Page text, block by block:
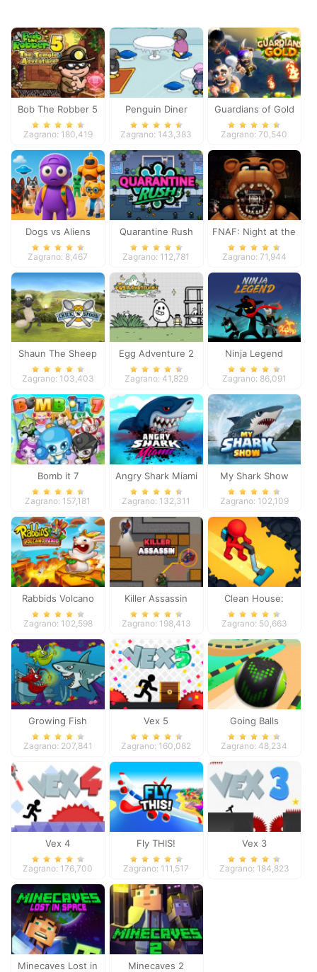
Bob The Robber 5
Temple Adventure
Zagrano: 180,419
Penguin Diner
Zagrano: 143,383
Guardians of Gold
Zagrano: 70,540
Dogs vs Aliens
Zagrano: 8,467
Quarantine Rush
Zagrano: 112,781
FNAF: Night at the
Dentist
Zagrano: 71,944
Shaun The Sheep
Chick n Spoon
Zagrano: 103,403
Egg Adventure 2
Zagrano: 41,829
Ninja Legend
Zagrano: 86,091
Bomb it 7
Zagrano: 157,181
Angry Shark Miami
Zagrano: 132,311
My Shark Show
Zagrano: 102,109
Rabbids Volcano
Panic
Zagrano: 102,598
Killer Assassin
Zagrano: 198,413
Clean House:
Clearing trash and
Zagrano: 50,663
Growing Fish
Zagrano: 207,841
Vex 5
Zagrano: 160,082
Going Balls
Adventure 2
Zagrano: 48,234
Vex 4
Zagrano: 176,700
Fly THIS!
Zagrano: 111,517
Vex 3
Zagrano: 184,823
Minecaves Lost in
Minecaves 2